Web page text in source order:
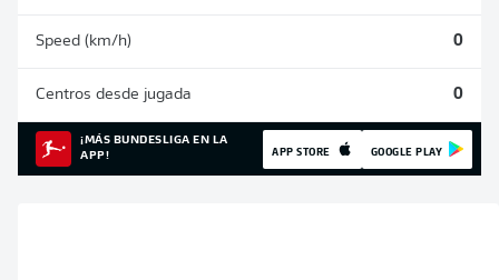
Speed (km/h) 0
Centros desde jugada 0
¡MÁS BUNDESLIGA EN LA
APP!
APP STORE GOOGLE PLAY